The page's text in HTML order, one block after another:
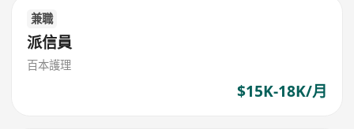
兼職
派信員
百本護理
$15K-18K/月